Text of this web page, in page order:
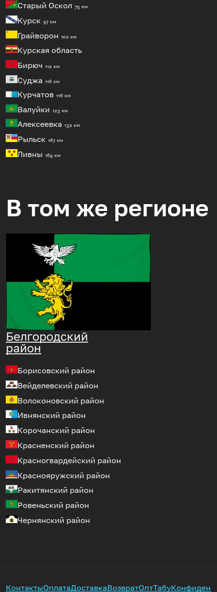
Старый Оскол 75 км
Курск 97 км
Грайворон 102 км
Курская область
Бирюч 112 км
Суджа 116 км
Курчатов 116 км
Валуйки 123 км
Алексеевка 132 км
Рыльск 167 км
Ливны 169 км
В том же регионе
Белгородский
район
Борисовский район
Вейделевский район
Волоконовский район
Ивнянский район
Корочанский район
Красненский район
Красногвардейский район
Краснояружский район
Ракитянский район
Ровеньский район
Чернянский район
КонтактыОплатаДоставкаВозвратОптТабу